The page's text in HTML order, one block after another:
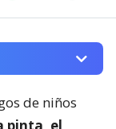
de niños